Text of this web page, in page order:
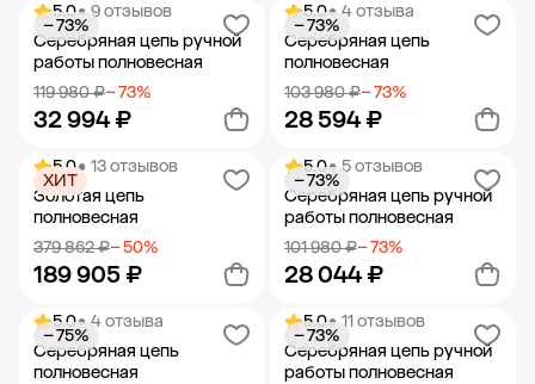
Добавить в корзину Добавить в корзину
5.0• 9 отзывов
Серебряная цепь ручной
работы полновесная
119 980 ₽− 73%
32 994 ₽
− 73%
Добавить в корзину
5.0• 4 отзыва
Серебряная цепь
полновесная
103 980 ₽− 73%
28 594 ₽
− 73%
Добавить в корзину
5.0• 13 отзывов
Золотая цепь
полновесная
379 862 ₽− 50%
189 905 ₽
ХИТ
Добавить в корзину
5.0• 5 отзывов
Серебряная цепь ручной
работы полновесная
101 980 ₽− 73%
28 044 ₽
− 73%
Добавить в корзину
5.0• 4 отзыва
Серебряная цепь
полновесная
− 75%
5.0• 11 отзывов
Серебряная цепь ручной
работы полновесная
− 73%